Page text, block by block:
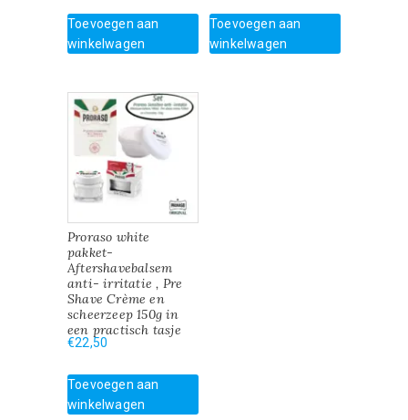
Toevoegen aan
winkelwagen
Toevoegen aan
winkelwagen
Proraso white
pakket-
Aftershavebalsem
anti- irritatie , Pre
Shave Crème en
scheerzeep 150g in
een practisch tasje
€22,50
Toevoegen aan
winkelwagen